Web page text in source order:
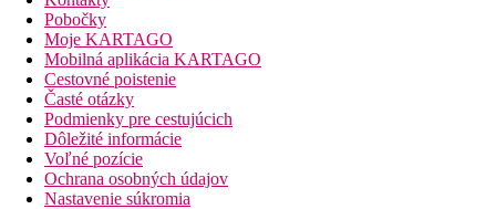
minibarom, setom na prípravu kávy/čaja a sú plne
klimatizované. V každej izbe je dostupné WiFi pripojenie. Izba
typu Junior Suita má navyše obývací priestor
Stravovanie:
Pobyt v hoteli je možný bez stravy alebo s raňajkami
Vzdialenosti
52 km
Pobočky
Moje KARTAGO
Mobilná aplikácia KARTAGO
Cestovné poistenie
Časté otázky
Podmienky pre cestujúcich
Dôležité informácie
Voľné pozície
Ochrana osobných údajov
Nastavenie súkromia